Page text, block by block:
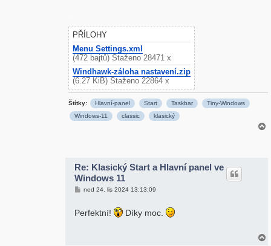
PŘÍLOHY
Menu Settings.xml
(472 bajtů) Staženo 28471 x
Windhawk-záloha nastavení.zip
(6.27 KiB) Staženo 22864 x
Štítky: Hlavní-panel Start Taskbar
Tiny-Windows
Windows-11
classic klasický
Re: Klasický Start a Hlavní panel ve
Windows 11
P
s
p
ned 24. lis 2024 13:13:09
Perfektní! Díky moc.